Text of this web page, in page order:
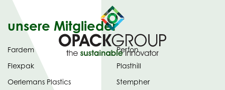
unsere Mitglieder
Fardem
Flexpak
Oerlemans Plastics
Perfon
Plasthill
Stempher